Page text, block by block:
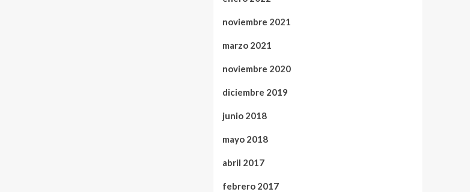
noviembre 2021
marzo 2021
noviembre 2020
diciembre 2019
junio 2018
mayo 2018
abril 2017
febrero 2017